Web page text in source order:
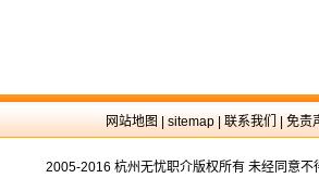
网站地图 sitemap 联系我们 免责
2005-2016 杭州无忧职介版权所有 未经同意